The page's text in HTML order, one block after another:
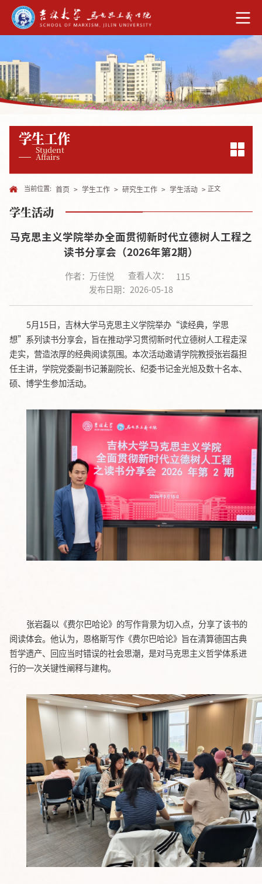
学生工作
Student
Affairs
当前位置: 首页 > 学生工作 > 研究生工作 > 学生活动 > 正文
学生活动
马克思主义学院举办全面贯彻新时代立德树人工程之
读书分享会（2026年第2期）
作者：万佳悦 查看人次：
115
发布日期：2026-05-18
5月15日，吉林大学马克思主义学院举办“读经典，学思
想”系列读书分享会，旨在推动学习贯彻新时代立德树人工程走深
走实，营造浓厚的经典阅读氛围。本次活动邀请学院教授张岩磊担
任主讲，学院党委副书记兼副院长、纪委书记金光旭及数十名本、
硕、博学生参加活动。
张岩磊以《费尔巴哈论》的写作背景为切入点，分享了该书的
阅读体会。他认为，恩格斯写作《费尔巴哈论》旨在清算德国古典
哲学遗产、回应当时错误的社会思潮，是对马克思主义哲学体系进
行的一次关键性阐释与建构。